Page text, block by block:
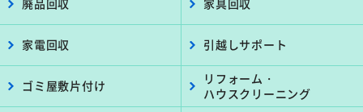
廃品回収 家具回収
家電回収 引越しサポート
ゴミ屋敷片付け
リフォーム・
ハウスクリーニング